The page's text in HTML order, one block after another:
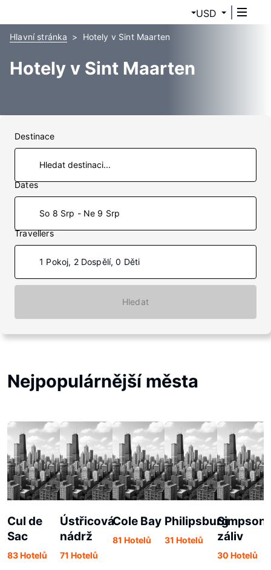
USD
Hlavní stránka Hotely v Sint Maarten
Hotely v Sint Maarten
Destinace
Dates
So 8 Srp - Ne 9 Srp
Travellers
1 Pokoj, 2 Dospělí, 0 Děti
Hledat
Nejpopulárnější města
Cul de
Sac
83 Hotelů
Ústřicová
nádrž
71 Hotelů
Cole Bay
81 Hotelů
Philipsburg
31 Hotelů
záliv
30 Hotelů